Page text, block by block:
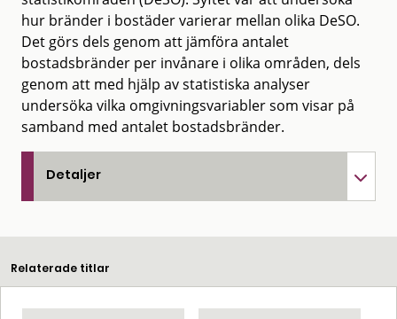
hur bränder i bostäder varierar mellan olika DeSO.
Det görs dels genom att jämföra antalet
bostadsbränder per invånare i olika områden, dels
genom att med hjälp av statistiska analyser
undersöka vilka omgivningsvariabler som visar på
samband med antalet bostadsbränder.
Detaljer
Relaterade titlar